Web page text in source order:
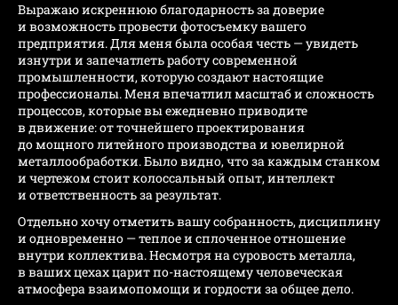
Выражаю искреннюю благодарность за доверие
и возможность провести фотосъемку вашего
предприятия. Для меня была особая честь — увидеть
изнутри и запечатлеть работу современной
промышленности, которую создают настоящие
профессионалы. Меня впечатлил масштаб и сложность
процессов, которые вы ежедневно приводите
в движение: от точнейшего проектирования
до мощного литейного производства и ювелирной
металлообработки. Было видно, что за каждым станком
и чертежом стоит колоссальный опыт, интеллект
и ответственность за результат.
Отдельно хочу отметить вашу собранность, дисциплину
и одновременно — теплое и сплоченное отношение
внутри коллектива. Несмотря на суровость металла,
в ваших цехах царит по-настоящему человеческая
атмосфера взаимопомощи и гордости за общее дело.